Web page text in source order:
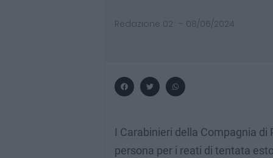
Redazione 02 - 08/06/2024
I Carabinieri della Compagnia
persona per i reati di tentata